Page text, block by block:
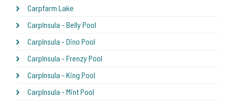
Carpfarm Lake
CarpInsula - Belly Pool
CarpInsula - Dino Pool
CarpInsula - Frenzy Pool
CarpInsula - King Pool
CarpInsula - Mint Pool